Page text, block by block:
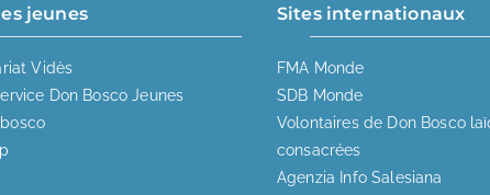
jeunes
Vidès
Don Bosco Jeunes
Sites internationaux
FMA Monde
SDB Monde
Volontaires de Don Bosco
consacrées
Agenzia Info Salesiana